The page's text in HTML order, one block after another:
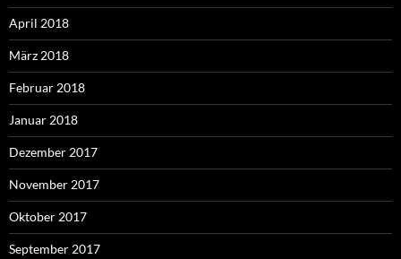
April 2018
März 2018
Februar 2018
Januar 2018
Dezember 2017
November 2017
Oktober 2017
September 2017